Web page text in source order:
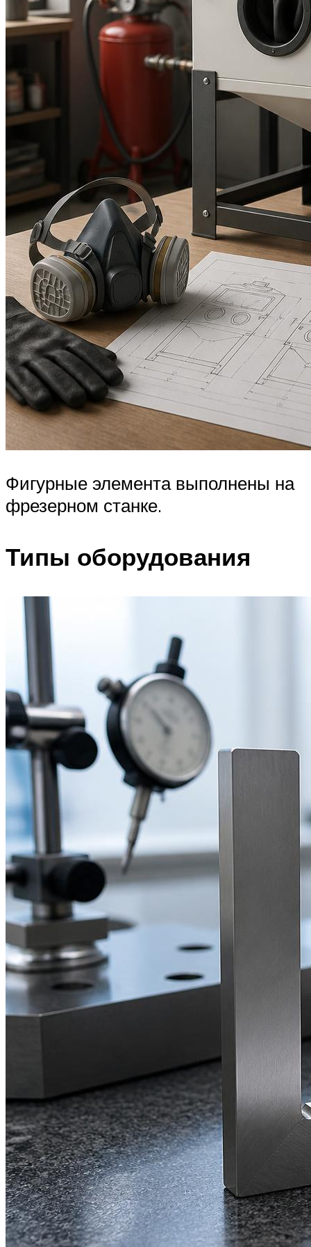
Фигурные элемента выполнены на
фрезерном станке.
Типы оборудования